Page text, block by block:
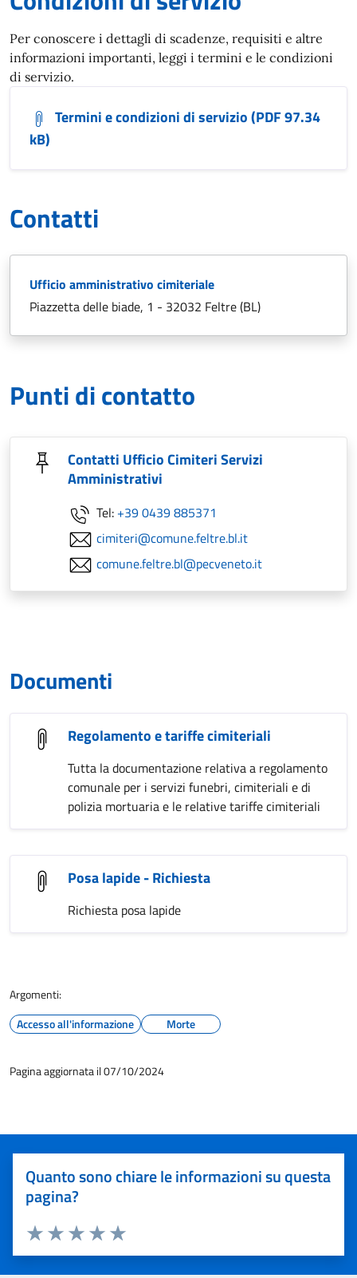
Per conoscere i dettagli di scadenze, requisiti e altre
informazioni importanti, leggi i termini e le condizioni
di servizio.
Termini e condizioni di servizio (PDF 97.34
kB)
Contatti
Ufficio amministrativo cimiteriale
Piazzetta delle biade, 1 - 32032 Feltre (BL)
Punti di contatto
Contatti Ufficio Cimiteri Servizi
Amministrativi
Tel: +39 0439 885371
cimiteri@comune.feltre.bl.it
comune.feltre.bl@pecveneto.it
Documenti
Regolamento e tariffe cimiteriali
Tutta la documentazione relativa a regolamento
comunale per i servizi funebri, cimiteriali e di
polizia mortuaria e le relative tariffe cimiteriali
Posa lapide - Richiesta
Richiesta posa lapide
Argomenti:
Accesso all'informazione
Morte
Pagina aggiornata il 07/10/2024
Quanto sono chiare le informazioni su questa
pagina?
Valuta 5 stelle su 5
Valuta 4 stelle su 5
Valuta 3 stelle su 5
Valuta 2 stelle su 5
Valuta 1 stelle su 5